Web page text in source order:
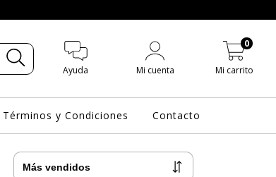
Ayuda Mi cuenta Mi carrito
0
Términos y Condiciones Contacto